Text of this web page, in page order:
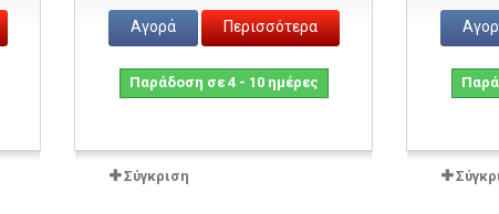
Αγορά Περισσότερα
Παράδοση σε 4 - 10 ημέρες
Σύγκριση